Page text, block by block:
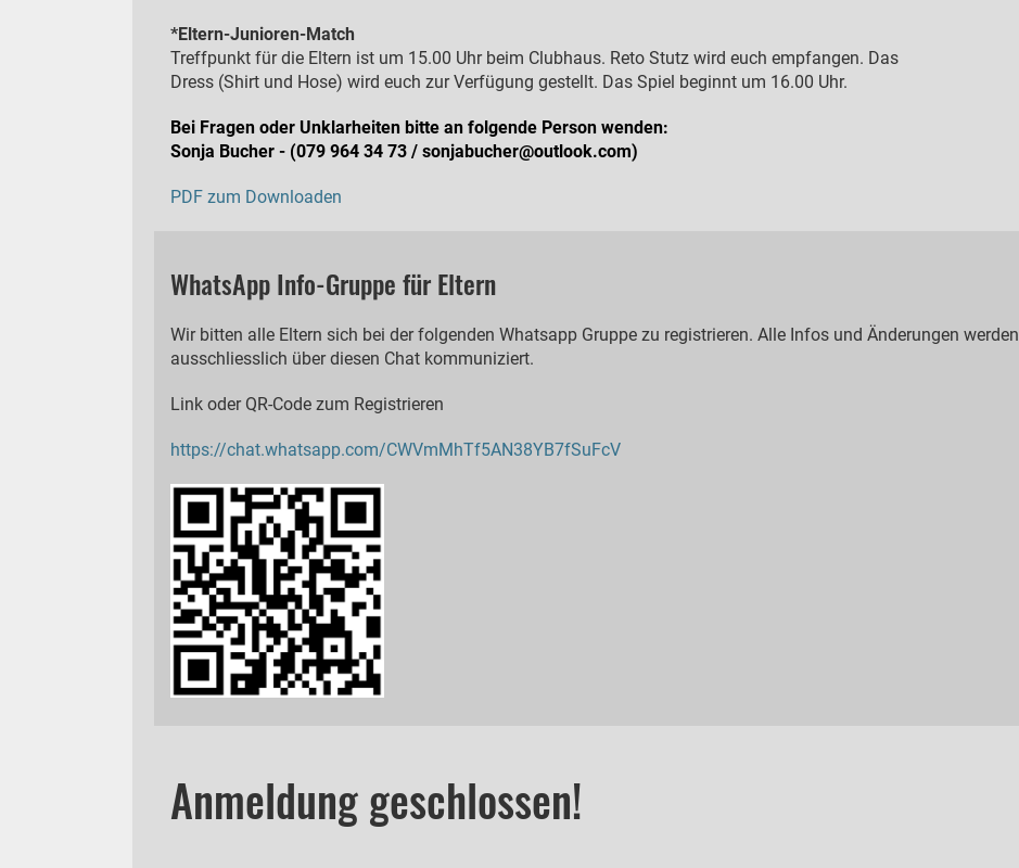
*Eltern-Junioren-Match
Treffpunkt für die Eltern ist um 15.00 Uhr beim Clubhaus. Reto Stutz wird euch empfangen. Das
Dress (Shirt und Hose) wird euch zur Verfügung gestellt. Das Spiel beginnt um 16.00 Uhr.
Bei Fragen oder Unklarheiten bitte an folgende Person wenden:
Sonja Bucher - (079 964 34 73 / sonjabucher@outlook.com)
PDF zum Downloaden
WhatsApp Info-Gruppe für Eltern
Wir bitten alle Eltern sich bei der folgenden Whatsapp Gruppe zu registrieren. Alle Infos und Änderungen werden
ausschliesslich über diesen Chat kommuniziert.
Link oder QR-Code zum Registrieren
https://chat.whatsapp.com/CWVmMhTf5AN38YB7fSuFcV
Anmeldung geschlossen!